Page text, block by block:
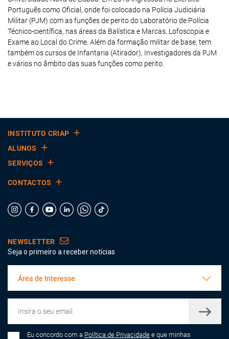
Português como Oficial, onde foi colocado na Polícia Judiciária
Militar (PJM) com as funções de perito do Laboratório de Polícia
Técnico-científica, nas áreas da Balística e Marcas, Lofoscopia e
Exame ao Local do Crime. Além da formação militar de base, tem
também os cursos de Infantaria (Atirador), Investigadores da PJM
e vários no âmbito das suas funções como perito.
INSTITUTO CRIAP
ALUNOS
SERVIÇOS
CONTACTOS
NEWSLETTER
Seja o primeiro a receber notícias
Área de Interesse
Eu concordo com a Política de Privacidade e que minhas